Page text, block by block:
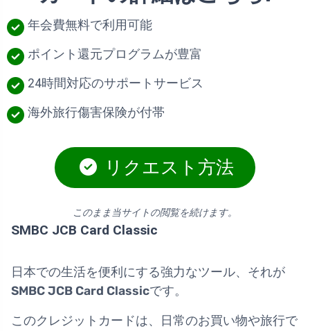
年会費無料で利用可能
ポイント還元プログラムが豊富
24時間対応のサポートサービス
海外旅行傷害保険が付帯
リクエスト方法
このまま当サイトの閲覧を続けます。
SMBC JCB Card Classic
日本での生活を便利にする強力なツール、それが
SMBC JCB Card Classicです。
このクレジットカードは、日常のお買い物や旅行で